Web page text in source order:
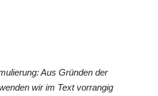
Aus Gründen der
wir im Text vorrangig